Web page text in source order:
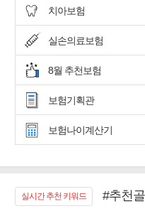
치아보험
실손의료보험
8월 추천보험
보험기획관
보험나이계산기
실시간 추천 키워드
#추천